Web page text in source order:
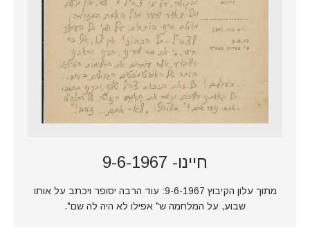
חיינו- 9-6-1967
מתוך עלון הקיבוץ 9-6-1967: עוד הרבה יסופר ויכתב על אותו
שבוע, על המלחמה ש" אפילו לא היה לה שם".